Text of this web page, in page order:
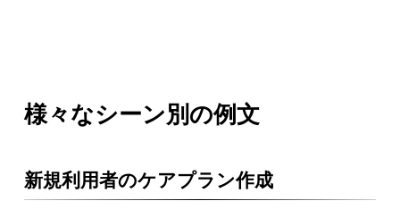
様々なシーン別の例文
新規利用者のケアプラン作成